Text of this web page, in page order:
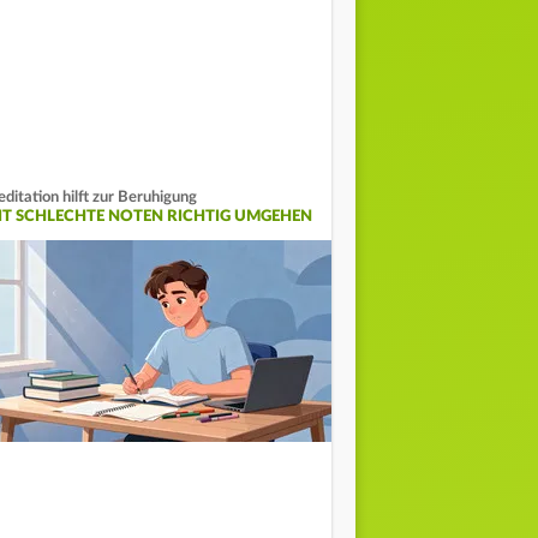
hilft zur Beruhigung
SCHLECHTE NOTEN RICHTIG UMGEHEN